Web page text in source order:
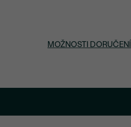
MOŽNOSTI DORUČENÍ